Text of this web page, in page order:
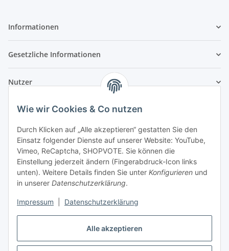
Alle akzeptieren
Wie wir Cookies & Co nutzen
Durch Klicken auf „Alle akzeptieren“ gestatten Sie den
Einsatz folgender Dienste auf unserer Website: YouTube,
Vimeo, ReCaptcha, SHOPVOTE. Sie können die
Einstellung jederzeit ändern (Fingerabdruck-Icon links
unten). Weitere Details finden Sie unter Konfigurieren und
in unserer Datenschutzerklärung.
Impressum Datenschutzerklärung
Informationen
Gesetzliche Informationen
Nutzer